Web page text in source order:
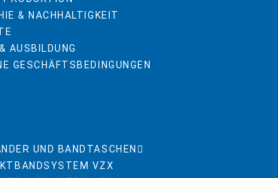
& NACHHALTIGKEIT
AUSBILDUNG
GESCHÄFTSBEDINGUNGEN
UND BANDTASCHEN
VZX